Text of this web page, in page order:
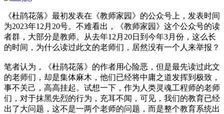
《杜鹃花落》最初发表在《教师家园》的公众号上，发表时间
为2023年12月20号。不难看出，《教师家园》这个公众号的读
者群，大部分是教师。从去年12月20日到今年3月份，这么长
的时间，为什么读过此文的老师们，居然没有一个人来举报？
笔者认为，《杜鹃花落》的作者用心险恶，但是最先读过此文
的老师们，却是集体麻木，他们已经将中庸之道发挥到极致，
事不关己，高高挂起。试想一下，作为人类灵魂工程师的老师
们，对于抹黑先烈的行为，充耳不闻，可见，我们的教育已经
出了大问题，这不是一两个老师的问题，而是整个教育系统出